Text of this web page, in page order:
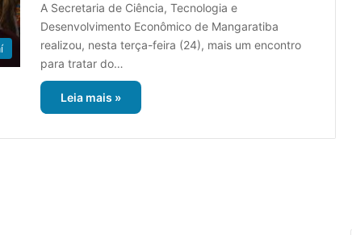
A Secretaria de Ciência, Tecnologia e
Desenvolvimento Econômico de Mangaratiba
realizou, nesta terça-feira (24), mais um encontro
para tratar do…
Leia mais »